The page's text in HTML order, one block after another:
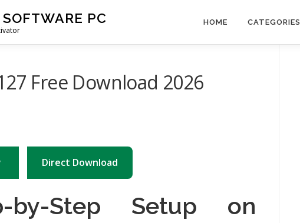
PC HOME CATEGORIES
Free Download 2026
Direct Download
by-Step Setup on